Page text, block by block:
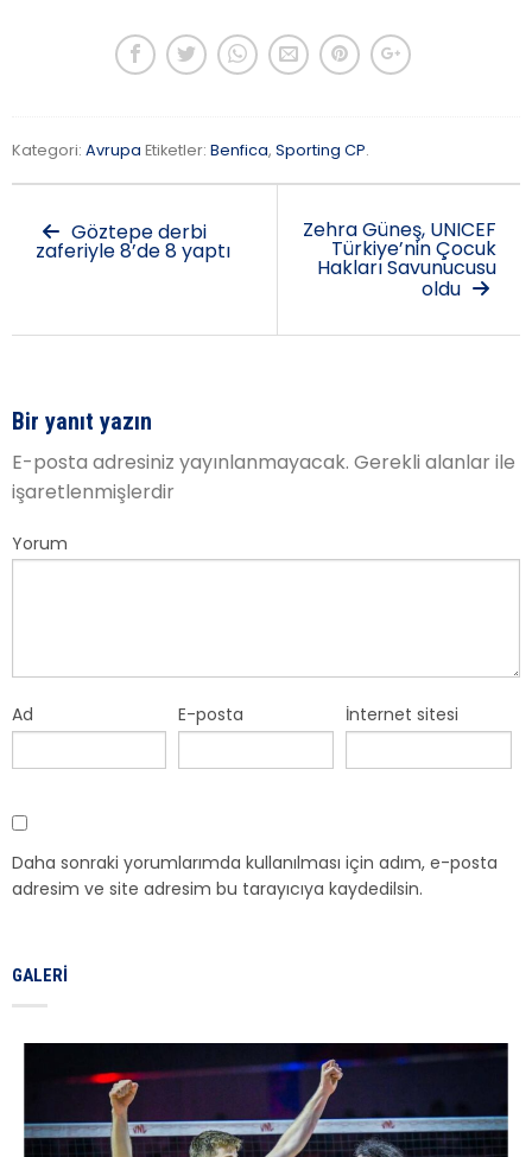
Kategori: Avrupa Etiketler: Benfica, Sporting CP.
Göztepe derbi
zaferiyle 8’de 8 yaptı
Zehra Güneş, UNICEF
Türkiye’nin Çocuk
Hakları Savunucusu
oldu
Bir yanıt yazın
E-posta adresiniz yayınlanmayacak. Gerekli alanlar ile
işaretlenmişlerdir
Yorum
Ad E-posta İnternet sitesi
Daha sonraki yorumlarımda kullanılması için adım, e-posta
adresim ve site adresim bu tarayıcıya kaydedilsin.
GALERI